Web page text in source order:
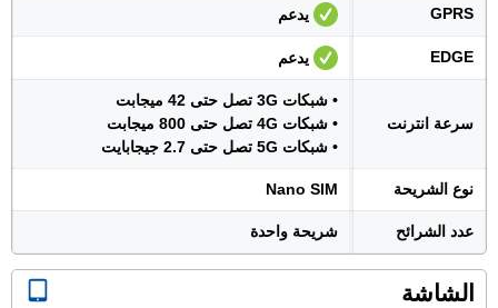
GPRS يدعم
EDGE يدعم
سرعة انترنت
• شبكات 3G تصل حتى 42 ميجابت
• شبكات 4G تصل حتى 800 ميجابت
• شبكات 5G تصل حتى 2.7 جيجابايت
نوع الشريحة Nano SIM
عدد الشرائح شريحة واحدة
الشاشة